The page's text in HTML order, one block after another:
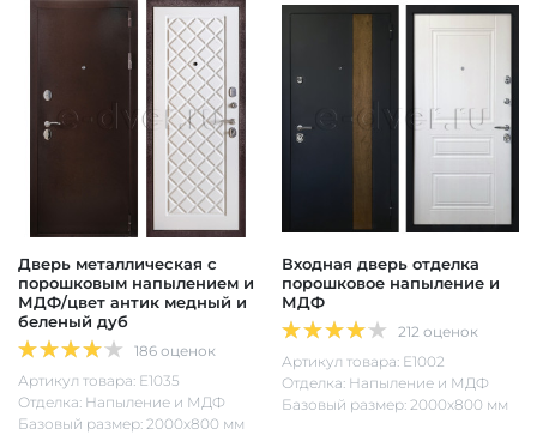
Дверь металлическая с
порошковым напылением и
МДФ/цвет антик медный и
беленый дуб
186 оценок
Артикул товара: Е1035
Отделка: Напыление и МДФ
Базовый размер: 2000х800 мм
Входная дверь отделка
порошковое напыление и
МДФ
212 оценок
Артикул товара: Е1002
Отделка: Напыление и МДФ
Базовый размер: 2000х800 мм